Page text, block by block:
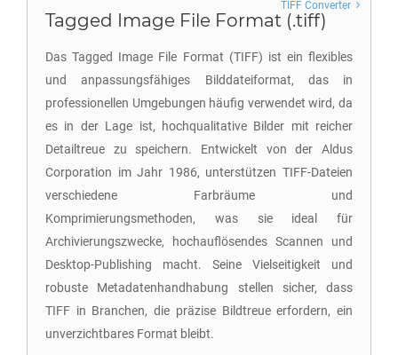
Tagged Image File Format (.tiff)
Das Tagged Image File Format (TIFF) ist ein flexibles
und anpassungsfähiges Bilddateiformat, das in
professionellen Umgebungen häufig verwendet wird, da
es in der Lage ist, hochqualitative Bilder mit reicher
Detailtreue zu speichern. Entwickelt von der Aldus
Corporation im Jahr 1986, unterstützen TIFF-Dateien
verschiedene Farbräume und
Komprimierungsmethoden, was sie ideal für
Archivierungszwecke, hochauflösendes Scannen und
Desktop-Publishing macht. Seine Vielseitigkeit und
robuste Metadatenhandhabung stellen sicher, dass
TIFF in Branchen, die präzise Bildtreue erfordern, ein
unverzichtbares Format bleibt.
TIFF Converter